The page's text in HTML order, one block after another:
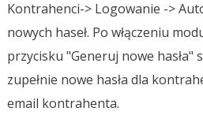
Kontrahenci-> Logowanie ->
nowych haseł. Po włączeniu
przycisku "Generuj nowe hasła"
zupełnie nowe hasła dla
email kontrahenta.